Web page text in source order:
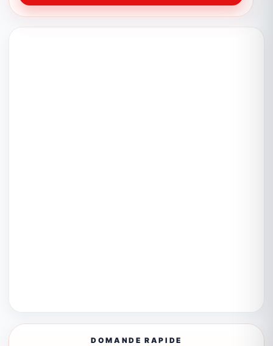
DOMANDE RAPIDE